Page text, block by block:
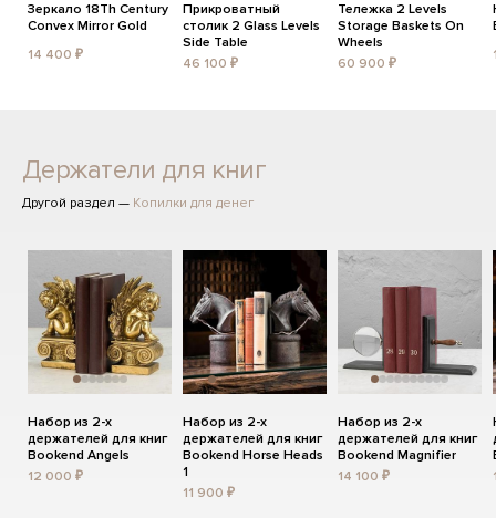
Зеркало 18Th Century
Convex Mirror Gold
14 400 ₽
Прикроватный
столик 2 Glass Levels
Side Table
46 100 ₽
Тележка 2 Levels
Storage Baskets On
Wheels
60 900 ₽
Держатели для книг
Другой раздел — Копилки для денег
Набор из 2-х
держателей для книг
Bookend Angels
12 000 ₽
Набор из 2-х
держателей для книг
Bookend Horse Heads
1
11 900 ₽
Набор из 2-х
держателей для книг
Bookend Magnifier
14 100 ₽